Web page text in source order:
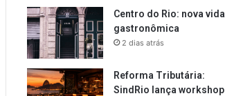
Centro do Rio: nova vida
gastronômica
2 dias atrás
Reforma Tributária:
SindRio lança workshop